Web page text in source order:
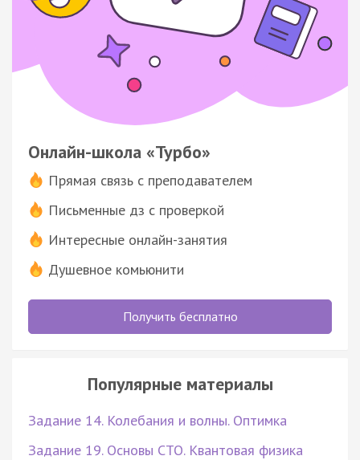
Онлайн-школа «Турбо»
Прямая связь с преподавателем
Письменные дз с проверкой
Интересные онлайн-занятия
Душевное комьюнити
Получить бесплатно
Популярные материалы
Задание 14. Колебания и волны. Оптимка
Задание 19. Основы СТО. Квантовая физика